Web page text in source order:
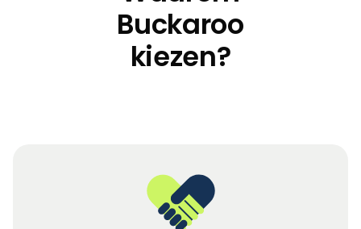
Buckaroo
kiezen?